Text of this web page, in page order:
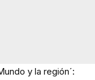
y la región´: